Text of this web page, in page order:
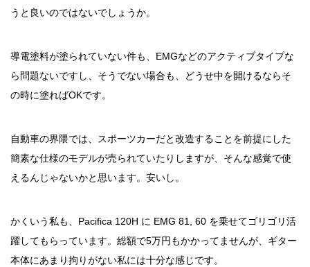
うと良いのではないでしょうか。
導電塗料が塗られていない件も、EMGなどのアクティブタイプな
ら問題ないですし、そうでない場合も、どうせ中を開けるならそ
の時に塗ればOKです。
自動車の界隈では、スポーツカーだと改造することを前提にした
簡素な仕様のモデルが売られていたりしますが、そんな感覚で使
えるんじゃないかと思います。安いし。
かくいう私も、Pacifica 120H に EMG 81, 60 を乗せてゴリゴリ活
躍してもらっています。総額で5万円もかかってませんが、ギター
本体にあまり拘りがない私には十分な感じです。